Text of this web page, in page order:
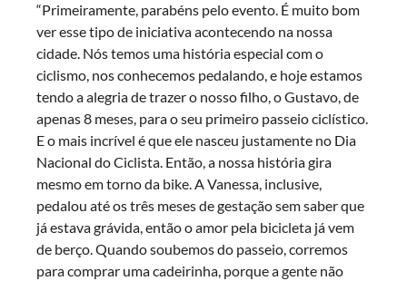
“Primeiramente, parabéns pelo evento. É muito bom
ver esse tipo de iniciativa acontecendo na nossa
cidade. Nós temos uma história especial com o
ciclismo, nos conhecemos pedalando, e hoje estamos
tendo a alegria de trazer o nosso filho, o Gustavo, de
apenas 8 meses, para o seu primeiro passeio ciclístico.
E o mais incrível é que ele nasceu justamente no Dia
Nacional do Ciclista. Então, a nossa história gira
mesmo em torno da bike. A Vanessa, inclusive,
pedalou até os três meses de gestação sem saber que
já estava grávida, então o amor pela bicicleta já vem
de berço. Quando soubemos do passeio, corremos
para comprar uma cadeirinha, porque a gente não